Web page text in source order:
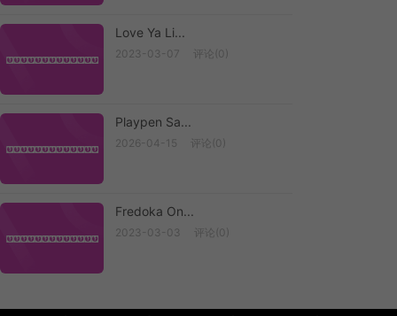
Love Ya Li...
Love Ya Li...
2023-03-07 评论(0)
Playpen Sa...
Playpen Sa...
2026-04-15 评论(0)
Fredoka On...
Fredoka On...
2023-03-03 评论(0)